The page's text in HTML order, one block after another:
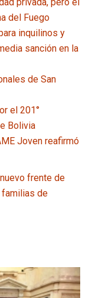
del Fuego
inquilinos y
sanción en la
de San
el 201°
Bolivia
Joven reafirmó
frente de
familias de